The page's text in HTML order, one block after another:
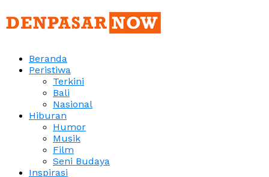
Beranda
Peristiwa
Terkini
Bali
Nasional
Hiburan
Humor
Musik
Film
Seni Budaya
Inspirasi